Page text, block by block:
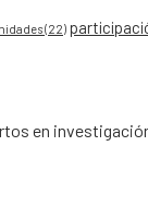
(22)
en